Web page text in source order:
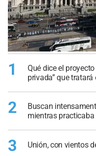
1
Qué dice el
privada” que tratará
2
Buscan
mientras
3 Unión, con vientos